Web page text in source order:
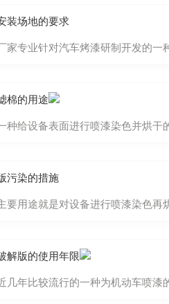
装场地的要求
专业针对汽车烤漆研制开发的一
棉的用途
给设备表面进行喷漆染色并烘干的
污染的措施
用途就是对设备进行喷漆染色再烘
解版的使用年限
年比较流行的一种为机动车喷漆的